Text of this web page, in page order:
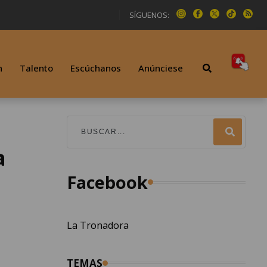
SÍGUENOS:
Talento Escúchanos Anúnciese
Facebook
La Tronadora
TEMAS